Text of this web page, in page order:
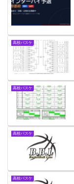
高校バスケ
高校バスケ
高校バスケ
高校バスケ